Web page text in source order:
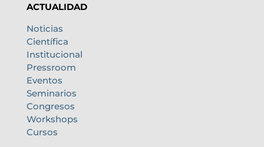
ACTUALIDAD
Noticias
Científica
Institucional
Pressroom
Eventos
Seminarios
Congresos
Workshops
Cursos